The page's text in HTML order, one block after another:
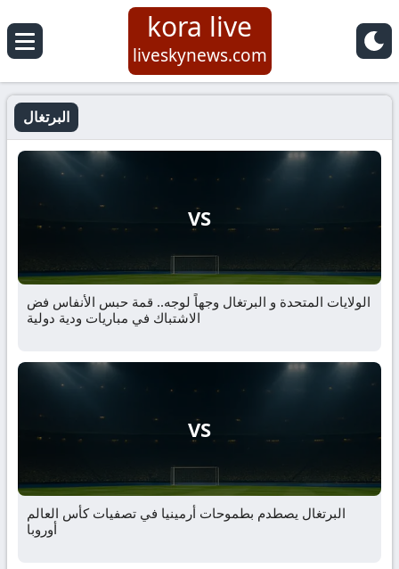
kora live
liveskynews.com
البرتغال
VS
الولايات المتحدة و البرتغال وجهاً لوجه.. قمة حبس الأنفاس فض
الاشتباك في مباريات ودية دولية
VS
البرتغال يصطدم بطموحات أرمينيا في تصفيات كأس العالم
أوروبا